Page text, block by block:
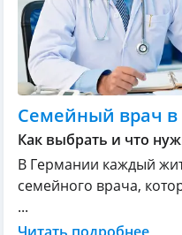
Семейный врач
Как выбрать и что
В Германии каждый
семейного врача,
...